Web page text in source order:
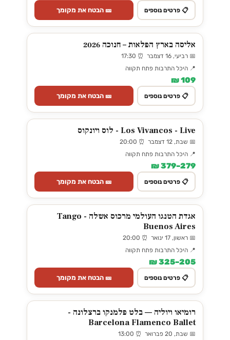
📋 פרטים נוספים 🎫 הבטח את מקומך
אליסה בארץ הפלאות – חנוכה 2026
📅 רביעי, 16 דצמבר ⏰ 17:30
📍 היכל התרבות פתח תקווה
109 ₪
📋 פרטים נוספים 🎫 הבטח את מקומך
Los Vivancos - Live - לוס ויונקוס
📅 שבת, 12 דצמבר ⏰ 20:00
📍 היכל התרבות פתח תקווה
279–379 ₪
📋 פרטים נוספים 🎫 הבטח את מקומך
אגדת הטנגו העולמי מרכוס אשלה - Tango
Buenos Aires
📅 ראשון, 17 ינואר ⏰ 20:00
📍 היכל התרבות פתח תקווה
205–325 ₪
📋 פרטים נוספים 🎫 הבטח את מקומך
רומיאו ויוליה — בלט פלמנקו ברצלונה -
Barcelona Flamenco Ballet
📅 שבת, 20 פברואר ⏰ 13:00